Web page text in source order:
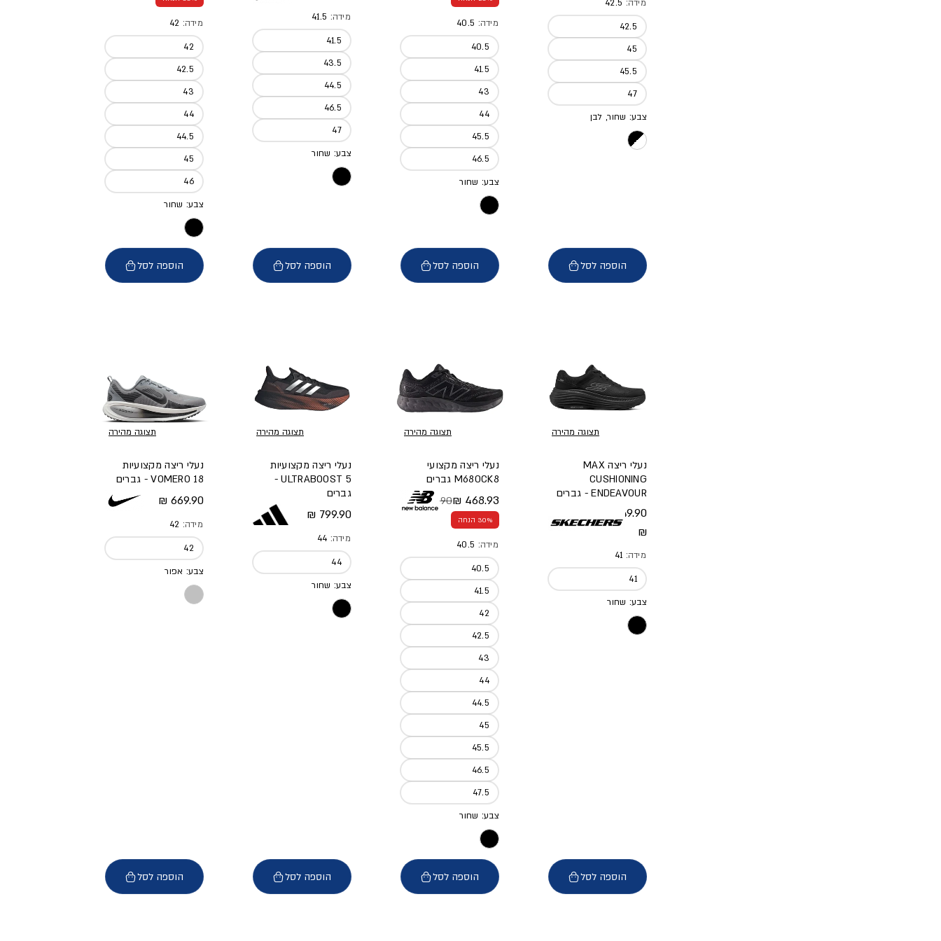
מידה: 42.5
42.5
45
45.5
47
צבע: שחור, לבן
הוספה לסל
מידה: 40.5
40.5
41.5
43
44
45.5
46.5
צבע: שחור
הוספה לסל
מידה: 41.5
41.5
43.5
44.5
46.5
47
צבע: שחור
הוספה לסל
מידה: 42
42
42.5
43
44
44.5
45
46
צבע: שחור
הוספה לסל
תצוגה מהירה
נעלי ריצה MAX
CUSHIONING
ENDEAVOUR - גברים
מחיר מלא
349.90
₪
מידה: 41
41
צבע: שחור
הוספה לסל
תצוגה מהירה
נעלי ריצה מקצועי
M680CK8 גברים
מחיר מבצע
468.93 ₪
מחיר מלא
669.90 ₪
30% הנחה
מידה: 40.5
40.5
41.5
42
42.5
43
44
44.5
45
45.5
46.5
47.5
צבע: שחור
הוספה לסל
תצוגה מהירה
נעלי ריצה מקצועיות
ULTRABOOST 5 -
גברים
מחיר מלא
799.90 ₪
מידה: 44
44
צבע: שחור
הוספה לסל
תצוגה מהירה
נעלי ריצה מקצועיות
VOMERO 18 - גברים
מחיר מלא
669.90 ₪
מידה: 42
42
צבע: אפור
הוספה לסל